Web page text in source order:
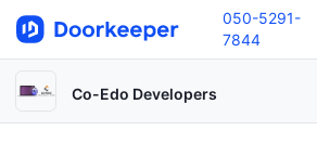
050-5291-
7844
Co-Edo Developers